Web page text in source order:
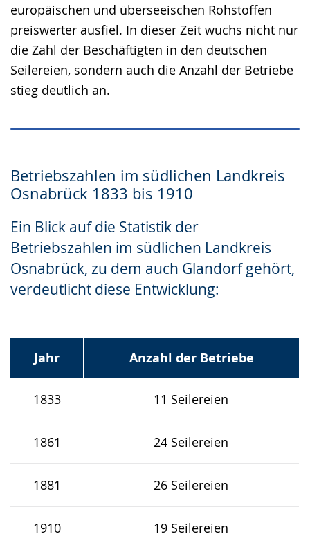
europäischen und überseeischen Rohstoffen
preiswerter ausfiel. In dieser Zeit wuchs nicht nur
die Zahl der Beschäftigten in den deutschen
Seilereien, sondern auch die Anzahl der Betriebe
stieg deutlich an.
Betriebszahlen im südlichen Landkreis
Osnabrück 1833 bis 1910
Ein Blick auf die Statistik der
Betriebszahlen im südlichen Landkreis
Osnabrück, zu dem auch Glandorf gehört,
verdeutlicht diese Entwicklung:
Jahr Anzahl der Betriebe
1833 11 Seilereien
1861 24 Seilereien
1881 26 Seilereien
1910 19 Seilereien